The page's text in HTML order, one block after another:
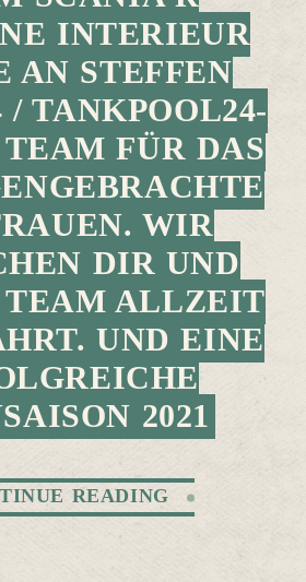
INTERIEUR
AN STEFFEN
/ TANKPOOL24-
FÜR DAS
WIR
DIR UND
ALLZEIT
UND EINE
2021
READING